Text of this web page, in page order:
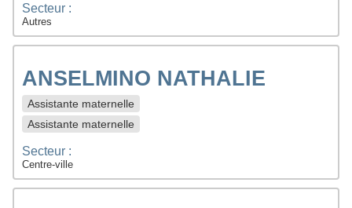
Secteur :
Autres
ANSELMINO NATHALIE
Assistante maternelle
Assistante maternelle
Secteur :
Centre-ville